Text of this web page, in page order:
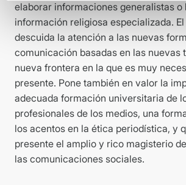
elaborar informaciones generalistas o
información religiosa especializada.
descuida la atención a las nuevas
comunicación basadas en las nuevas
nueva frontera en la que es muy
presente. Pone también en valor la
adecuada formación universitaria de
profesionales de los medios, una
los acentos en la ética periodística, y
presente el amplio y rico magisterio
las comunicaciones sociales.